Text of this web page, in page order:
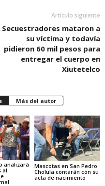
Artículo siguiente
Secuestradores mataron a
su víctima y todavía
pidieron 60 mil pesos para
entregar el cuerpo en
Xiutetelco
Más del autor
analizará
al
Mascotas en San Pedro
Cholula contarán con su
acta de nacimiento